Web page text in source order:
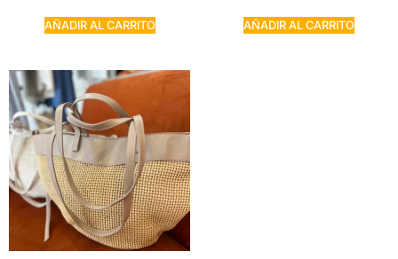
AÑADIR AL CARRITO AÑADIR AL CARRITO